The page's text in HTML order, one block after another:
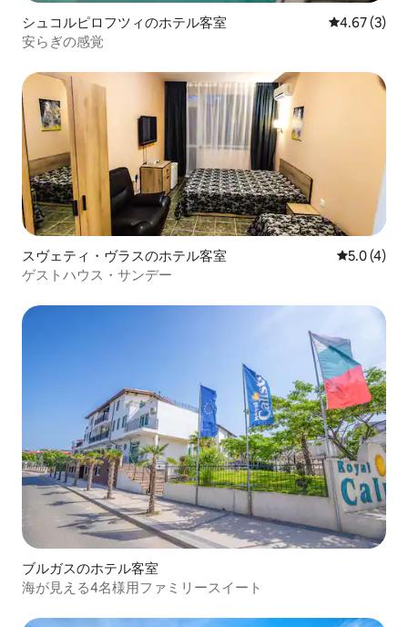
シュコルピロフツィのホテル客室 レビュー3
4.67 (3)
安らぎの感覚
スヴェティ・ヴラスのホテル客室 レビュー4
5.0 (4)
ゲストハウス・サンデー
ブルガスのホテル客室
海が見える4名様用ファミリースイート